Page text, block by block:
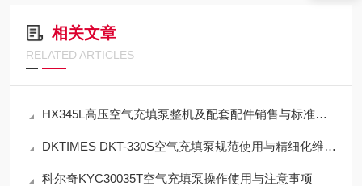
相关文章
RELATED ARTICLES
HX345L高压空气充填泵整机及配套配件销售与标准化应用技术解析
DKTIMES DKT-330S空气充填泵规范使用与精细化维保技术指南
科尔奇KYC30035T空气充填泵操作使用与注意事项